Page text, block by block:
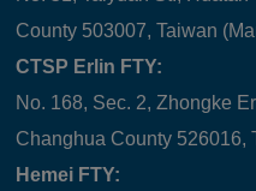
County 503007, Taiwan
CTSP Erlin FTY:
No. 168, Sec. 2, Zhongke
Changhua County 526016,
Hemei FTY: